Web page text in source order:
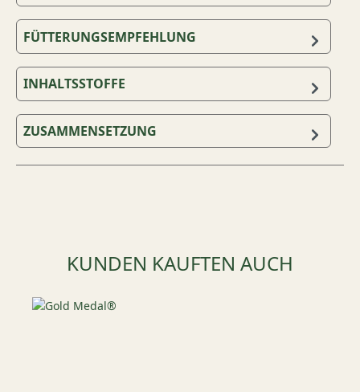
FÜTTERUNGSEMPFEHLUNG
INHALTSSTOFFE
ZUSAMMENSETZUNG
Produktgalerie überspringen
KUNDEN KAUFTEN AUCH